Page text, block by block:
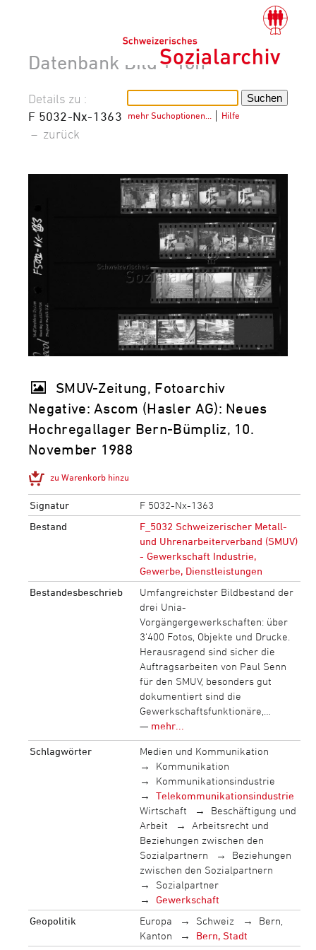
Datenbank Bild + Ton
mehr Suchoptionen… Hilfe
Details zu :
F 5032-Nx-1363
– zurück
SMUV-Zeitung, Fotoarchiv
Negative: Ascom (Hasler AG): Neues
Hochregallager Bern-Bümpliz, 10.
November 1988
zu Warenkorb hinzu
Signatur
F 5032-Nx-1363
Bestand
F_5032 Schweizerischer Metall-
und Uhrenarbeiterverband (SMUV)
- Gewerkschaft Industrie,
Gewerbe, Dienstleistungen
Bestandesbeschrieb
Umfangreichster Bildbestand der
drei Unia-
Vorgängergewerkschaften: über
3‘400 Fotos, Objekte und Drucke.
Herausragend sind sicher die
Auftragsarbeiten von Paul Senn
für den SMUV, besonders gut
dokumentiert sind die
Gewerkschaftsfunktionäre,…
— mehr...
Schlagwörter
Medien und Kommunikation
Kommunikation
Kommunikationsindustrie
Telekommunikationsindustrie
Wirtschaft
Beschäftigung und
Arbeit
Arbeitsrecht und
Beziehungen zwischen den
Sozialpartnern
Beziehungen
zwischen den Sozialpartnern
Sozialpartner
Gewerkschaft
Geopolitik
Europa Schweiz
Bern,
Kanton
Bern, Stadt